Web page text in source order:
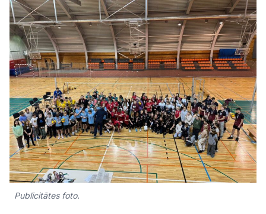
Sports
Kultūra
Bizness
Video
Vieta
Publicitātes foto.